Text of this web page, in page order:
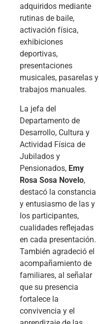
adquiridos mediante
rutinas de baile,
activación física,
exhibiciones
deportivas,
presentaciones
musicales, pasarelas y
trabajos manuales.
La jefa del
Departamento de
Desarrollo, Cultura y
Actividad Física de
Jubilados y
Pensionados, Emy
Rosa Sosa Novelo,
destacó la constancia
y entusiasmo de las y
los participantes,
cualidades reflejadas
en cada presentación.
También agradeció el
acompañamiento de
familiares, al señalar
que su presencia
fortalece la
convivencia y el